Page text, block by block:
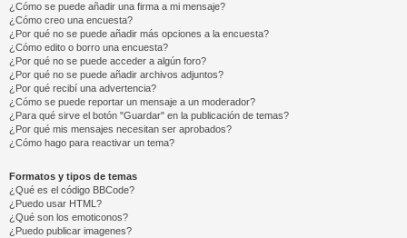
¿Cómo se puede añadir una firma a mi mensaje?
¿Cómo creo una encuesta?
¿Por qué no se puede añadir más opciones a la encuesta?
¿Cómo edito o borro una encuesta?
¿Por qué no se puede acceder a algún foro?
¿Por qué no se puede añadir archivos adjuntos?
¿Por qué recibí una advertencia?
¿Cómo se puede reportar un mensaje a un moderador?
¿Para qué sirve el botón "Guardar" en la publicación de temas?
¿Por qué mis mensajes necesitan ser aprobados?
¿Cómo hago para reactivar un tema?
Formatos y tipos de temas
¿Qué es el código BBCode?
¿Puedo usar HTML?
¿Qué son los emoticonos?
¿Puedo publicar imagenes?